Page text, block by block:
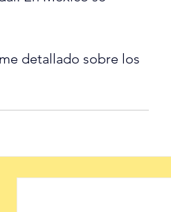
detallado sobre los